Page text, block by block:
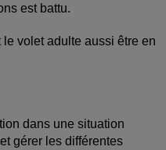
est battu.
volet adulte aussi être en
dans une situation
gérer les différentes